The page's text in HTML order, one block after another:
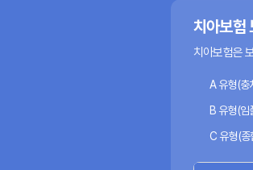
치아보험
치아보험은
A 유형(충
B 유형(임
C 유형(종